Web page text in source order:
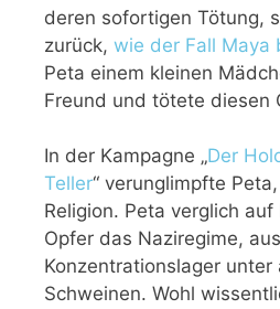
deren sofortigen Tötung,
zurück, wie der Fall Maya
Peta einem kleinen
Freund und tötete diesen
In der Kampagne „Der
Teller“ verunglimpfte
Religion. Peta verglich
Opfer das Naziregime, aus
Konzentrationslager unter
Schweinen. Wohl